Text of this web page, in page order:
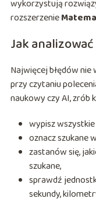
wykorzystują
rozszerzenie
Jak
Najwięcej błędów nie
przy czytaniu
naukowy czy AI, zrób
wypisz
oznacz szukane
zastanów się,
szukane,
sprawdź
sekundy,